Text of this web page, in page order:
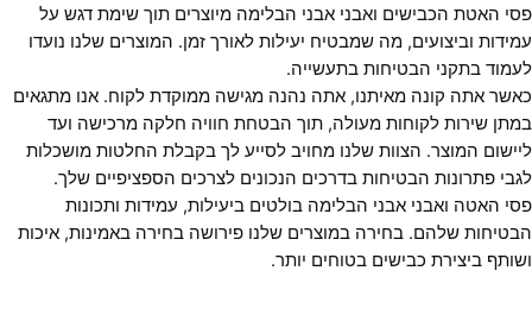
פסי האטת הכבישים ואבני אבני הבלימה מיוצרים תוך שימת דגש על
עמידות וביצועים, מה שמבטיח יעילות לאורך זמן. המוצרים שלנו נועדו
לעמוד בתקני הבטיחות בתעשייה.
כאשר אתה קונה מאיתנו, אתה נהנה מגישה ממוקדת לקוח. אנו מתגאים
במתן שירות לקוחות מעולה, תוך הבטחת חוויה חלקה מרכישה ועד
ליישום המוצר. הצוות שלנו מחויב לסייע לך בקבלת החלטות מושכלות
לגבי פתרונות הבטיחות בדרכים הנכונים לצרכים הספציפיים שלך.
פסי האטה ואבני אבני הבלימה בולטים ביעילות, עמידות ותכונות
הבטיחות שלהם. בחירה במוצרים שלנו פירושה בחירה באמינות, איכות
ושותף ביצירת כבישים בטוחים יותר.